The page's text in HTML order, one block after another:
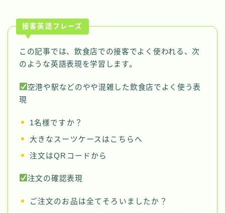
接客英語フレーズ
この記事では、飲食店での接客でよく使われる、次
のような英語表現を学習します。
空港や駅などのやや混雑した飲食店でよく使う表
現
1名様ですか？
大きなスーツケースはこちらへ
注文はQRコードから
注文の確認表現
ご注文のお品は全てそろいましたか？